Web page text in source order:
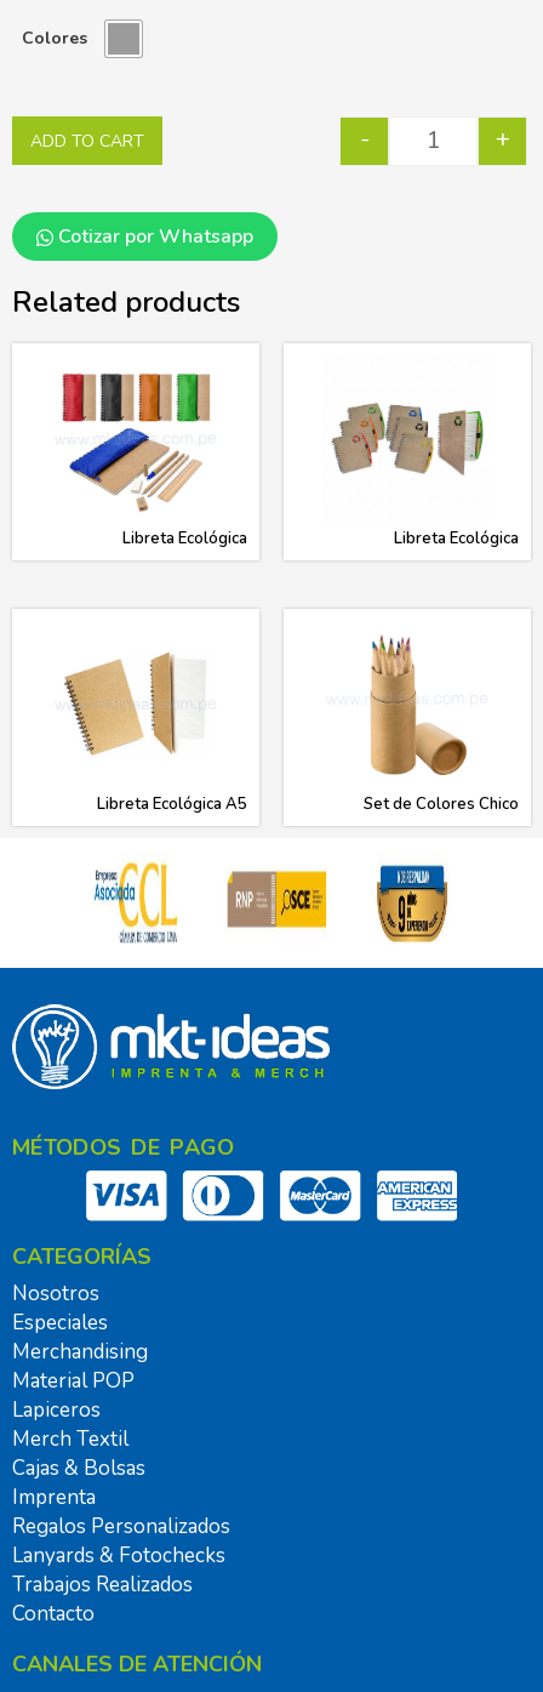
Colores
- +
ADD TO CART
Cotizar por Whatsapp
Related products
Libreta Ecológica Libreta Ecológica
Libreta Ecológica A5 Set de Colores Chico
MÉTODOS DE PAGO
CATEGORÍAS
Nosotros
Especiales
Merchandising
Material POP
Lapiceros
Merch Textil
Cajas & Bolsas
Imprenta
Regalos Personalizados
Lanyards & Fotochecks
Trabajos Realizados
Contacto
CANALES DE ATENCIÓN